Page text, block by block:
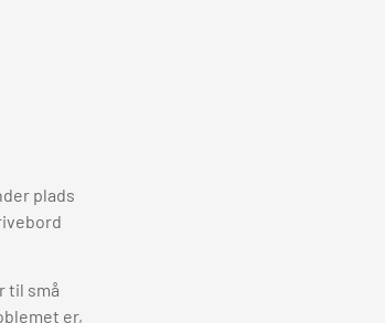
plads
til små
er,